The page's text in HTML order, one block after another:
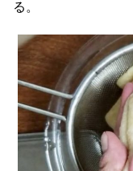
る。